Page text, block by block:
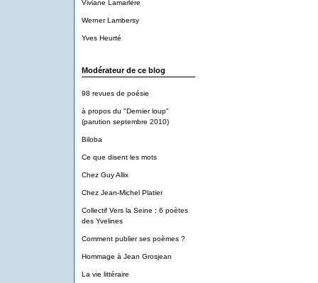
Viviane Lamarlère
Werner Lambersy
Yves Heurté
Modérateur de ce blog
98 revues de poésie
à propos du "Dernier loup"
(parution septembre 2010)
Biloba
Ce que disent les mots
Chez Guy Allix
Chez Jean-Michel Platier
Collectif Vers la Seine : 6 poètes
des Yvelines
Comment publier ses poèmes ?
Hommage à Jean Grosjean
La vie littéraire